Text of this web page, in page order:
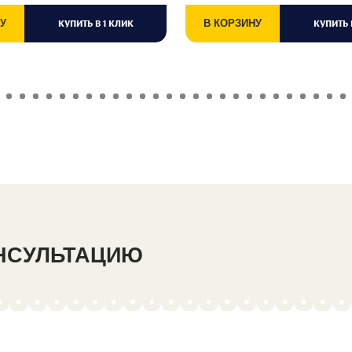
КУПИТЬ В 1 КЛИК В КОРЗИНУ КУПИТЬ